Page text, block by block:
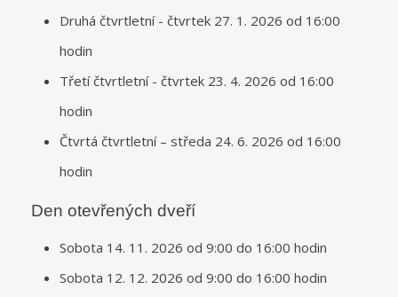
Druhá čtvrtletní - čtvrtek 27. 1. 2026 od 16:00
hodin
Třetí čtvrtletní - čtvrtek 23. 4. 2026 od 16:00
hodin
Čtvrtá čtvrtletní – středa 24. 6. 2026 od 16:00
hodin
Den otevřených dveří
Sobota 14. 11. 2026 od 9:00 do 16:00 hodin
Sobota 12. 12. 2026 od 9:00 do 16:00 hodin